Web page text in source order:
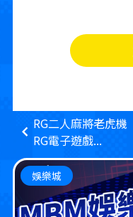
RG二人麻將老虎機
RG電子遊戲...
娛樂城